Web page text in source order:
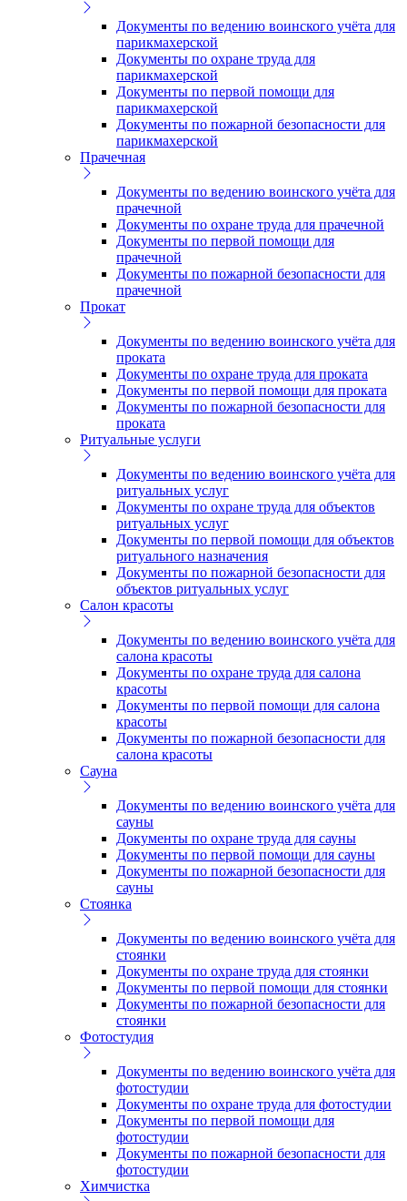
Документы по ведению воинского учёта для
парикмахерской
Документы по охране труда для
парикмахерской
Документы по первой помощи для
парикмахерской
Документы по пожарной безопасности для
парикмахерской
Прачечная
Документы по ведению воинского учёта для
прачечной
Документы по охране труда для прачечной
Документы по первой помощи для
прачечной
Документы по пожарной безопасности для
прачечной
Прокат
Документы по ведению воинского учёта для
проката
Документы по охране труда для проката
Документы по первой помощи для проката
Документы по пожарной безопасности для
проката
Ритуальные услуги
Документы по ведению воинского учёта для
ритуальных услуг
Документы по охране труда для объектов
ритуальных услуг
Документы по первой помощи для объектов
ритуального назначения
Документы по пожарной безопасности для
объектов ритуальных услуг
Салон красоты
Документы по ведению воинского учёта для
салона красоты
Документы по охране труда для салона
красоты
Документы по первой помощи для салона
красоты
Документы по пожарной безопасности для
салона красоты
Сауна
Документы по ведению воинского учёта для
сауны
Документы по охране труда для сауны
Документы по первой помощи для сауны
Документы по пожарной безопасности для
сауны
Стоянка
Документы по ведению воинского учёта для
стоянки
Документы по охране труда для стоянки
Документы по первой помощи для стоянки
Документы по пожарной безопасности для
стоянки
Фотостудия
Документы по ведению воинского учёта для
фотостудии
Документы по охране труда для фотостудии
Документы по первой помощи для
фотостудии
Документы по пожарной безопасности для
фотостудии
Химчистка